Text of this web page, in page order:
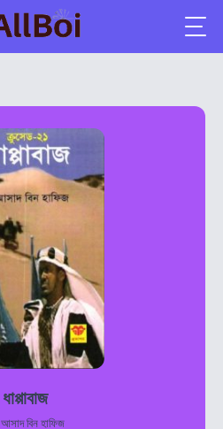
ধাপ্পাবাজ
আসাদ বিন হাফিজ